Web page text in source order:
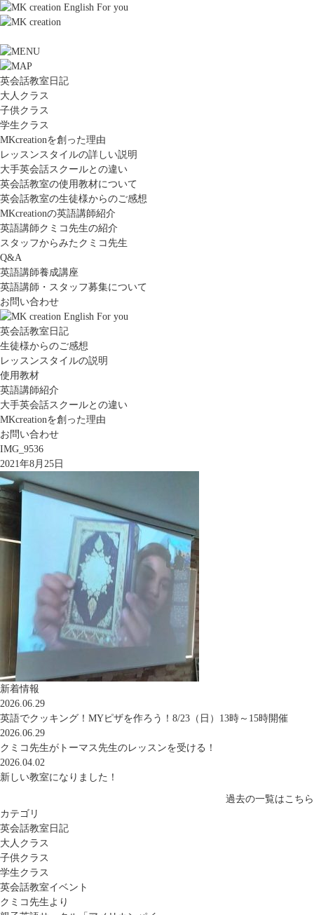
英会話教室日記
大人クラス
子供クラス
学生クラス
MKcreationを創った理由
レッスンスタイルの詳しい説明
大手英会話スクールとの違い
英会話教室の使用教材について
英会話教室の生徒様からのご感想
MKcreationの英語講師紹介
英語講師クミコ先生の紹介
スタッフからみたクミコ先生
Q&A
英語講師養成講座
英語講師・スタッフ募集について
お問い合わせ
英会話教室日記
生徒様からのご感想
レッスンスタイルの説明
使用教材
英語講師紹介
大手英会話スクールとの違い
MKcreationを創った理由
お問い合わせ
IMG_9536
2021年8月25日
新着情報
2026.06.29
英語でクッキング！MYピザを作ろう！8/23（日）13時～15時開催
2026.06.29
クミコ先生がトーマス先生のレッスンを受ける！
2026.04.02
新しい教室になりました！
過去の一覧はこちら
カテゴリ
英会話教室日記
大人クラス
子供クラス
学生クラス
英会話教室イベント
クミコ先生より